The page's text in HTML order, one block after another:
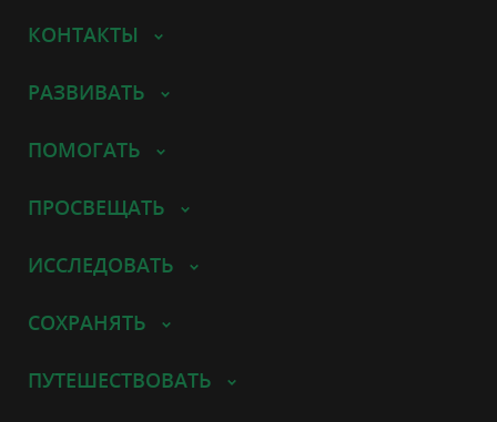
КОНТАКТЫ
РАЗВИВАТЬ
ПОМОГАТЬ
ПРОСВЕЩАТЬ
ИССЛЕДОВАТЬ
СОХРАНЯТЬ
ПУТЕШЕСТВОВАТЬ